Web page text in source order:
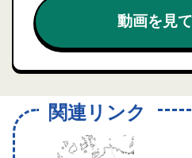
動画を見
関連リンク